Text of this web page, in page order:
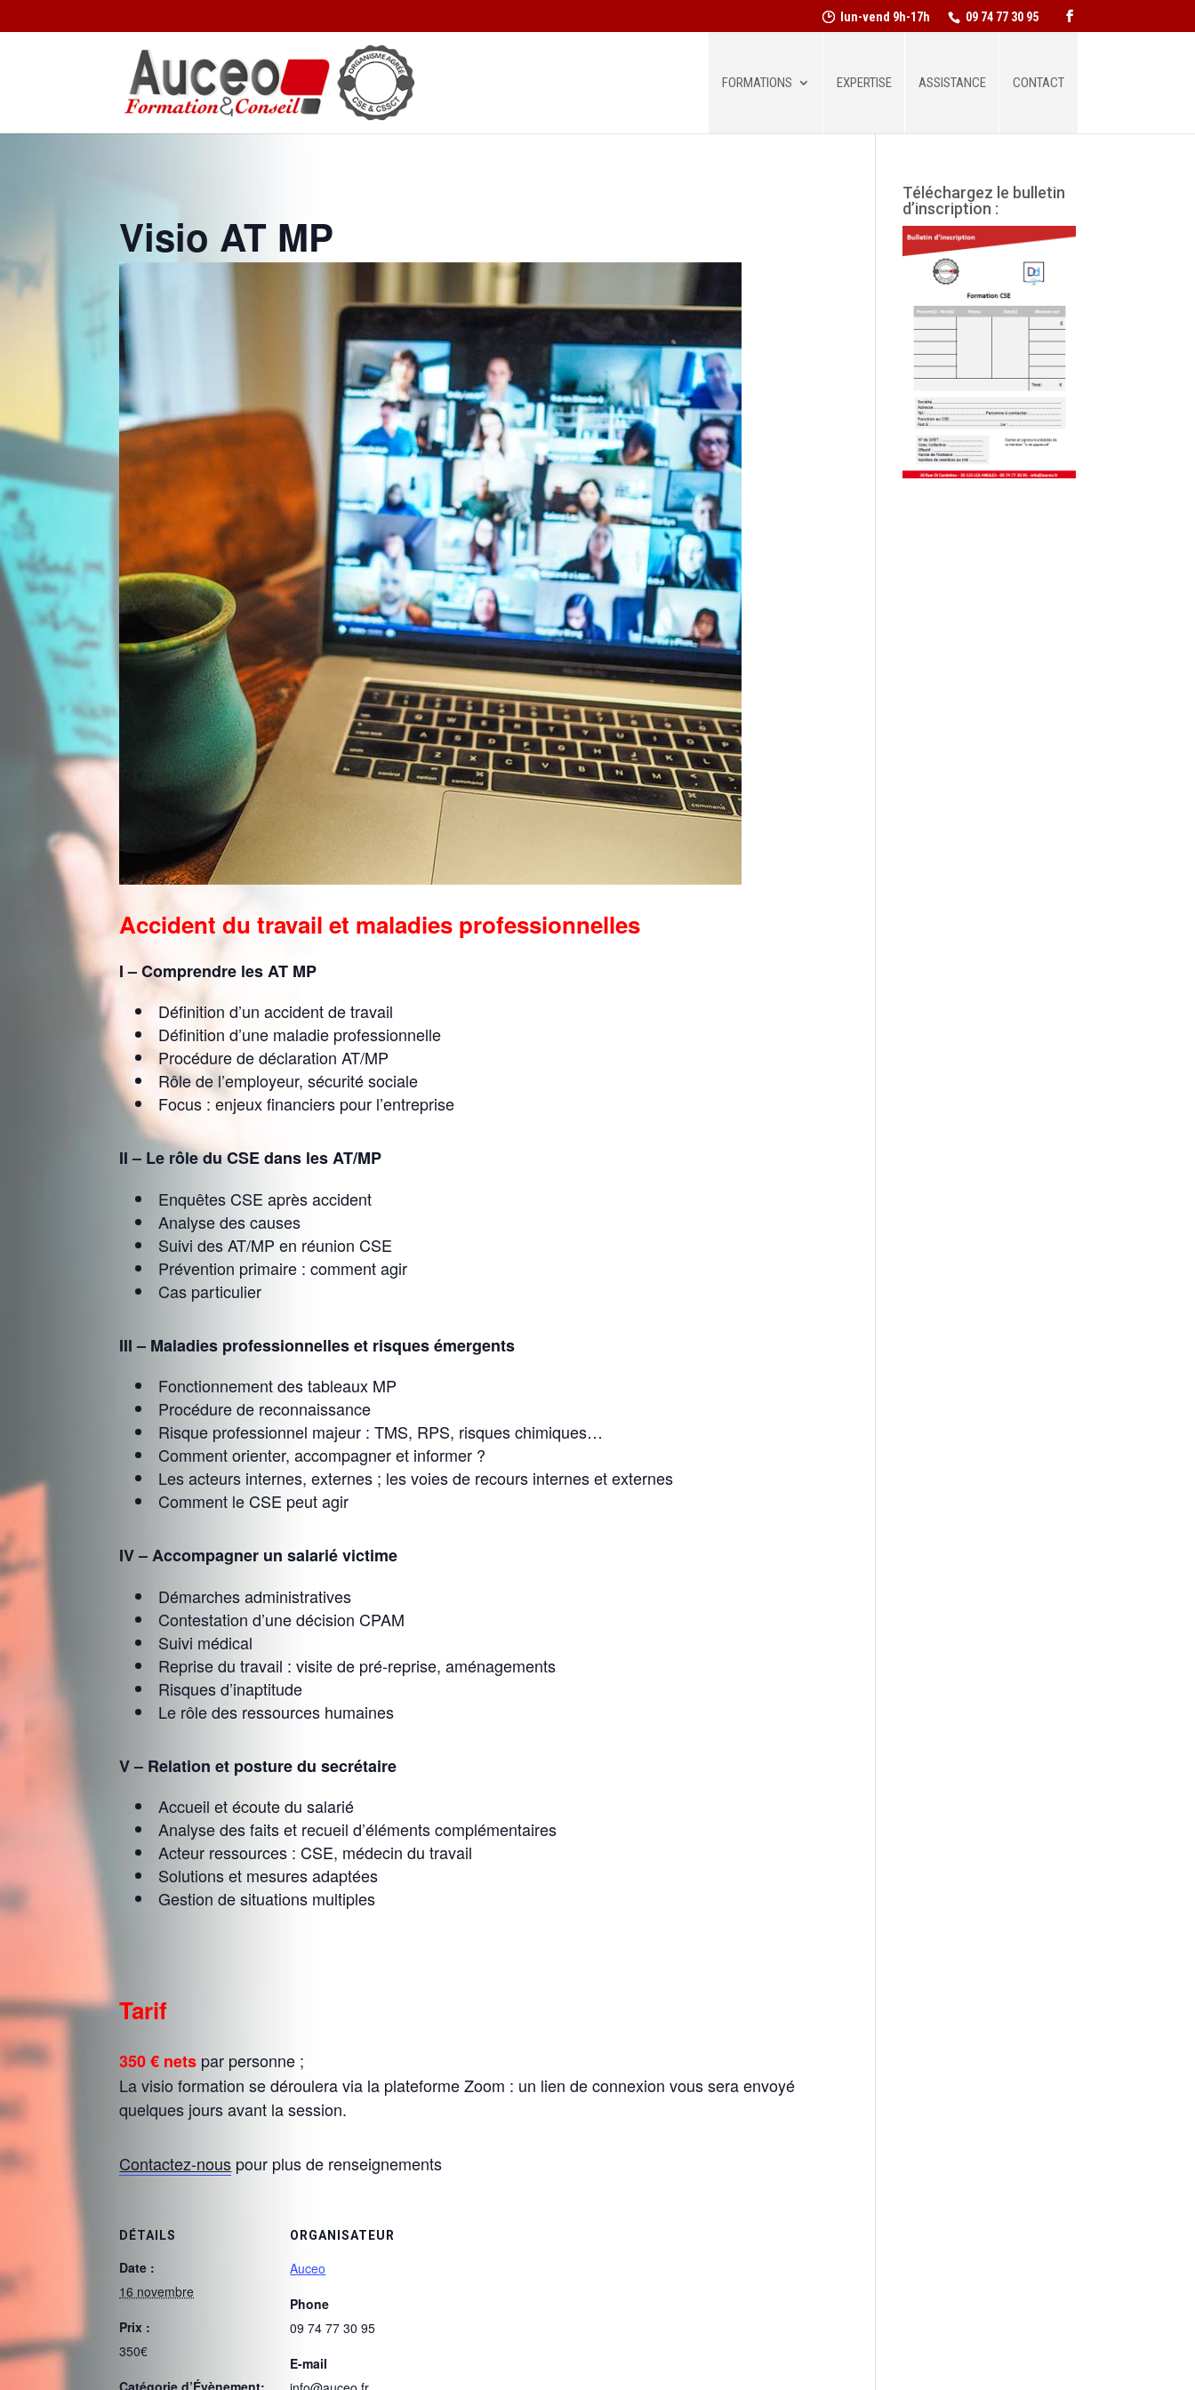
09 74 77 30 95
lun-vend 9h-17h
FORMATIONS EXPERTISE ASSISTANCE CONTACT
Visio AT MP
Accident du travail et maladies professionnelles
I – Comprendre les AT MP
Définition d’un accident de travail
Définition d’une maladie professionnelle
Procédure de déclaration AT/MP
Rôle de l’employeur, sécurité sociale
Focus : enjeux financiers pour l’entreprise
II – Le rôle du CSE dans les AT/MP
Enquêtes CSE après accident
Analyse des causes
Suivi des AT/MP en réunion CSE
Prévention primaire : comment agir
Cas particulier
III – Maladies professionnelles et risques émergents
Fonctionnement des tableaux MP
Procédure de reconnaissance
Risque professionnel majeur : TMS, RPS, risques chimiques…
Comment orienter, accompagner et informer ?
Les acteurs internes, externes ; les voies de recours internes et externes
Comment le CSE peut agir
IV – Accompagner un salarié victime
Démarches administratives
Contestation d’une décision CPAM
Suivi médical
Reprise du travail : visite de pré-reprise, aménagements
Risques d’inaptitude
Le rôle des ressources humaines
V – Relation et posture du secrétaire
Accueil et écoute du salarié
Analyse des faits et recueil d’éléments complémentaires
Acteur ressources : CSE, médecin du travail
Solutions et mesures adaptées
Gestion de situations multiples
Tarif
350 € nets par personne ;
La visio formation se déroulera via la plateforme Zoom : un lien de connexion vous sera envoyé
quelques jours avant la session.
Contactez-nous pour plus de renseignements
DÉTAILS
Date :
16 novembre
Prix :
350€
Catégorie d’Évènement:
ORGANISATEUR
Auceo
Phone
09 74 77 30 95
E-mail
Téléchargez le bulletin
d’inscription :